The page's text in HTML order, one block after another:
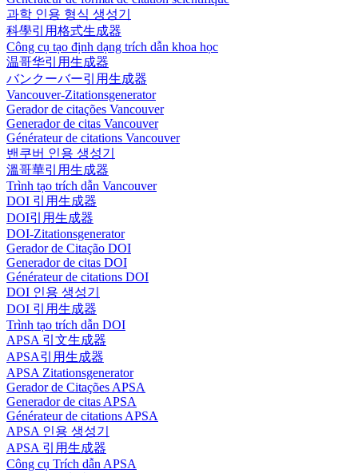
과학 인용 형식 생성기
科學引用格式生成器
Công cụ tạo định dạng trích dẫn khoa học
温哥华引用生成器
バンクーバー引用生成器
Vancouver-Zitationsgenerator
Gerador de citações Vancouver
Generador de citas Vancouver
Générateur de citations Vancouver
밴쿠버 인용 생성기
溫哥華引用生成器
Trình tạo trích dẫn Vancouver
DOI 引用生成器
DOI引用生成器
DOI-Zitationsgenerator
Gerador de Citação DOI
Generador de citas DOI
Générateur de citations DOI
DOI 인용 생성기
DOI 引用生成器
Trình tạo trích dẫn DOI
APSA 引文生成器
APSA引用生成器
APSA Zitationsgenerator
Gerador de Citações APSA
Generador de citas APSA
Générateur de citations APSA
APSA 인용 생성기
APSA 引用生成器
Công cụ Trích dẫn APSA